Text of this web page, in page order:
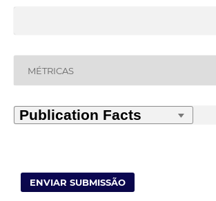
MÉTRICAS
ENVIAR SUBMISSÃO